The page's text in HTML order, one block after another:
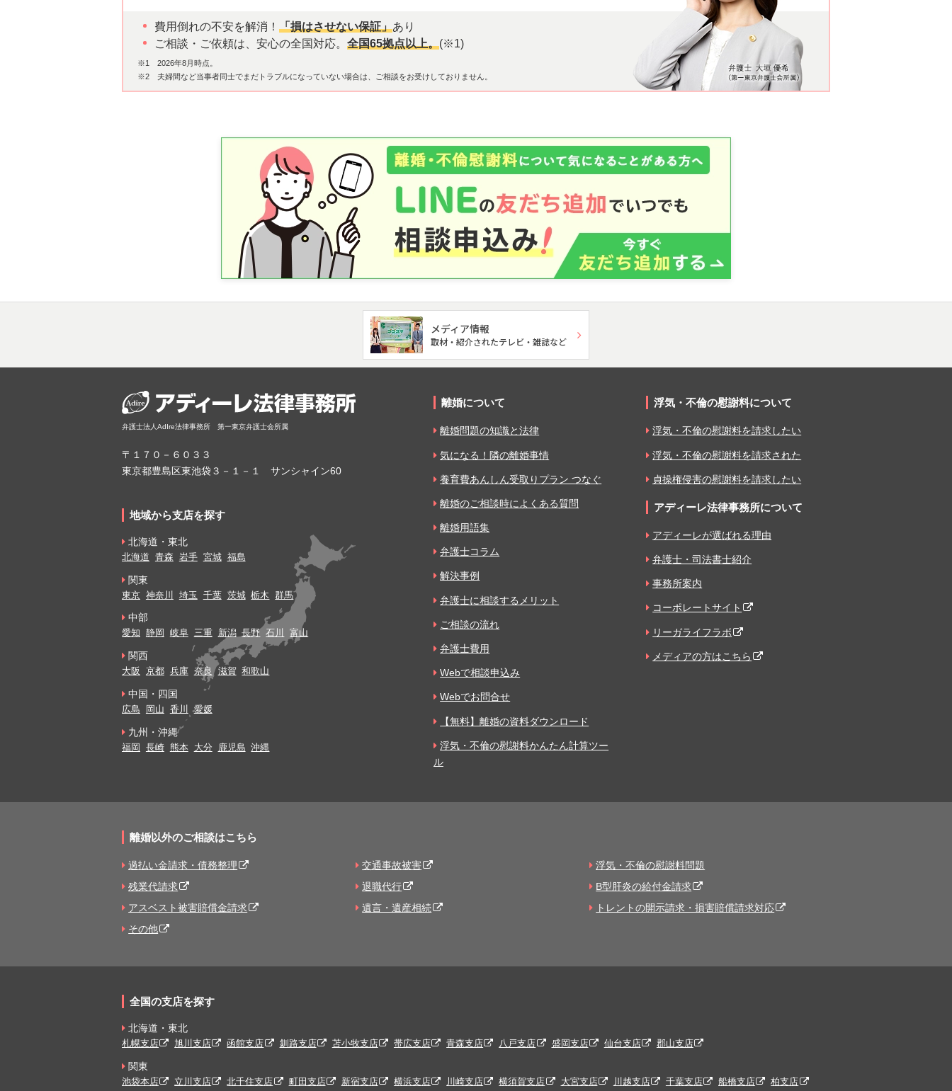
費用倒れの不安を解消！ 「損はさせない保証」あり
ご相談・ご依頼は、安心の全国対応。 全国65拠点以上。(※1)
※1 2026年8月時点。
※2 夫婦間など当事者同士でまだトラブルになっていない場合は、ご相談をお受けしておりません。
メディア情報
取材・紹介されたテレビ・雑誌など
離婚について
離婚問題の知識と法律
気になる！隣の離婚事情
養育費あんしん受取りプラン つなぐ
離婚のご相談時によくある質問
離婚用語集
弁護士コラム
解決事例
弁護士に相談するメリット
ご相談の流れ
弁護士費用
Webで相談申込み
Webでお問合せ
【無料】離婚の資料ダウンロード
浮気・不倫の慰謝料かんたん計算ツー
ル
浮気・不倫の慰謝料について
浮気・不倫の慰謝料を請求したい
浮気・不倫の慰謝料を請求された
貞操権侵害の慰謝料を請求したい
アディーレ法律事務所について
アディーレが選ばれる理由
弁護士・司法書士紹介
事務所案内
コーポレートサイト
リーガライフラボ
メディアの方はこちら
弁護士法人AdIre法律事務所 第一東京弁護士会所属
〒１７０－６０３３
東京都豊島区東池袋３－１－１ サンシャイン60
地域から支店を探す
北海道・東北
北海道 青森 岩手 宮城 福島
関東
東京 神奈川 埼玉 千葉 茨城 栃木 群馬
中部
愛知 静岡 岐阜 三重 新潟 長野 石川 富山
関西
大阪 京都 兵庫 奈良 滋賀 和歌山
中国・四国
広島 岡山 香川 愛媛
九州・沖縄
福岡 長崎 熊本 大分 鹿児島 沖縄
離婚以外のご相談はこちら
過払い金請求・債務整理 交通事故被害
浮気・不倫の慰謝料問題
残業代請求
退職代行
B型肝炎の給付金請求
アスベスト被害賠償金請求
遺言・遺産相続
トレントの開示請求・損害賠償請求対応
その他
全国の支店を探す
北海道・東北
札幌支店 旭川支店 函館支店 釧路支店 苫小牧支店 帯広支店 青森支店 八戸支店 盛岡支店 仙台支店 郡山支店
関東
池袋本店 立川支店 北千住支店 町田支店 新宿支店 横浜支店 川崎支店 横須賀支店 大宮支店 川越支店 千葉支店 船橋支店 柏支店